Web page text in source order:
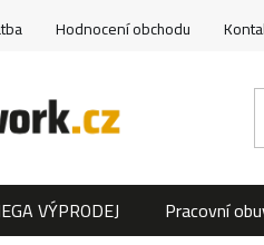
Hodnocení obchodu
VÝPRODEJ Pracovní